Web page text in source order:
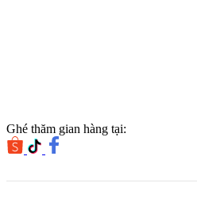
Ghé thăm gian hàng tại: